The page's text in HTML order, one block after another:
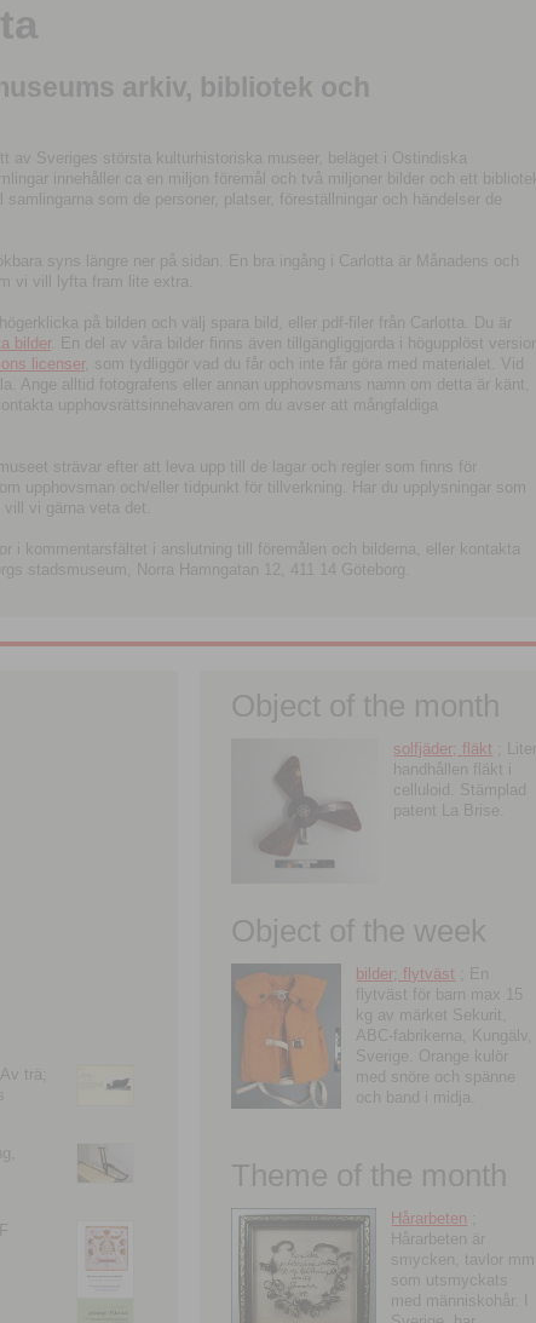
arkiv, bibliotek och
av Sveriges största kulturhistoriska museer, beläget i Ostindiska
innehåller ca en miljon föremål och två miljoner bilder och ett bibliotek
som de personer, platser, föreställningar och händelser de
syns längre ner på sidan. En bra ingång i Carlotta är Månadens och
vi vill lyfta fram lite extra.
på bilden och välj spara bild, eller pdf-filer från Carlotta. Du är
bilder. En del av våra bilder finns även tillgängliggjorda i högupplöst version
licenser, som tydliggör vad du får och inte får göra med materialet. Vid
Ange alltid fotografens eller annan upphovsmans namn om detta är känt,
upphovsrättsinnehavaren om du avser att mångfaldiga
strävar efter att leva upp till de lagar och regler som finns för
upphovsman och/eller tidpunkt för tillverkning. Har du upplysningar som
vi gärna veta det.
i kommentarsfältet i anslutning till föremålen och bilderna, eller kontakta
stadsmuseum, Norra Hamngatan 12, 411 14 Göteborg.
Av trä;
Object of the month
solfjäder; fläkt ; Liten
handhållen fläkt i
celluloid. Stämplad
patent La Brise.
Object of the week
bilder; flytväst ; En
flytväst för barn max 15
kg av märket Sekurit,
ABC-fabrikerna, Kungälv,
Sverige. Orange kulör
med snöre och spänne
och band i midja.
Theme of the month
Hårarbeten
Hårarbeten är
smycken, tavlor mm
som utsmyckats
med människohår. I